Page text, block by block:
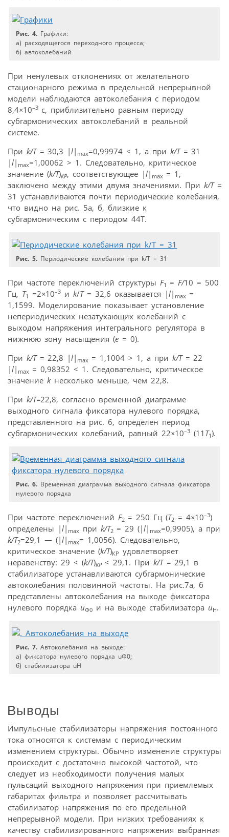
Рис. 4. Графики:
а) расходящегося переходного процесса;
б) автоколебаний
При ненулевых отклонениях от желательного
стационарного режима в предельной непрерывной
модели наблюдаются автоколебания с периодом
8,4×10–3 c, приблизительно равным периоду
субгармонических автоколебаний в реальной
системе.
При k/T = 30,3 |l| max=0,99974 < 1, а при k/T = 31
|l| max=1,00062 > 1. Следовательно, критическое
значение (k/T)КР, соответствующее |l| max = 1,
заключено между этими двумя значениями. При k/T =
31 устанавливаются почти периодические колебания,
что видно на рис. 5а, б, близкие к
субгармоническим с периодом 44Т.
Рис. 5. Периодические колебания при k/T = 31
При частоте переключений структуры F1 = F/10 = 500
Гц, T1 =2×10–3 и k/T= 32,6 оказывается |l| max =
1,1599. Моделирование показывает установление
непериодических незатухающих колебаний с
выходом напряжения интегрального регулятора в
нижнюю зону насыщения (e = 0).
При k/T = 22,8 |l| max = 1,1004 > 1, а при k/T = 22
|l| max = 0,98352 < 1. Следовательно, критическое
значение kнесколько меньше, чем 22,8.
При k/T=22,8, cогласно временной диаграмме
выходного сигнала фиксатора нулевого порядка,
представленного на рис. 6, определен период
субгармонических колебаний, равный 22×10–3 (11 T1).
Рис. 6. Временная диаграмма выходного сигнала фиксатора
нулевого порядка
При частоте переключений F2 = 250 Гц (T2 = 4×10–3)
определены |l| max при k/T2 = 29 (|l| max=0,9905), а при
k/T2=29,1 — (|l| max= 1,0056). Следовательно,
критическое значение (k/T)КР удовлетворяет
неравенству: 29 < (k/T)КР < 29,1. При k/T = 29,1 в
стабилизаторе устанавливаются субгармонические
автоколебания половинной частоты. На рис.7а, б
представлены автоколебания на выходе фиксатора
нулевого порядка uФ0 и на выходе стабилизатора uН.
Рис. 7. Автоколебания на выходе:
а) фиксатора нулевого порядка uФ0;
б) стабилизатора uН
Выводы
Импульсные стабилизаторы напряжения постоянного
тока относятся к системам с периодическим
изменением структуры. Обычно изменение структуры
происходит с достаточно высокой частотой, что
следует из необходимости получения малых
пульсаций выходного напряжения при приемлемых
габаритах фильтра и позволяет рассчитывать
стабилизатор напряжения по его предельной
непрерывной модели. При низких требованиях к
качеству стабилизированного напряжения выбранная